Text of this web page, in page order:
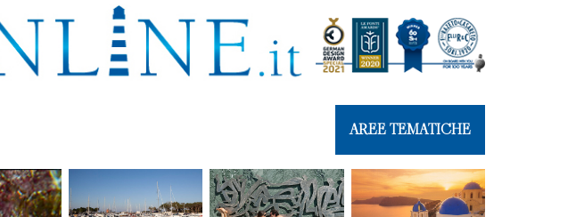
AREE TEMATICHE